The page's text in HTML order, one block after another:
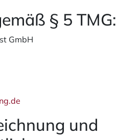
§ 5 TMG:
GmbH
und